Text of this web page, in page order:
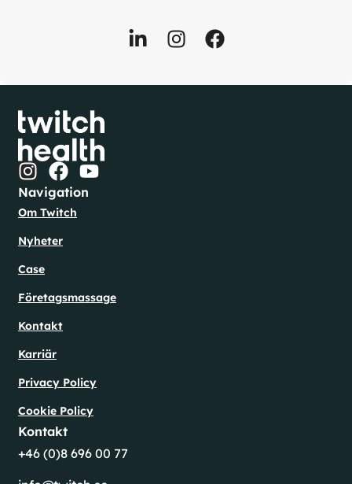
Navigation
Om Twitch
Nyheter
Case
Företagsmassage
Kontakt
Karriär
Privacy Policy
Cookie Policy
Kontakt
+46 (0)8 696 00 77